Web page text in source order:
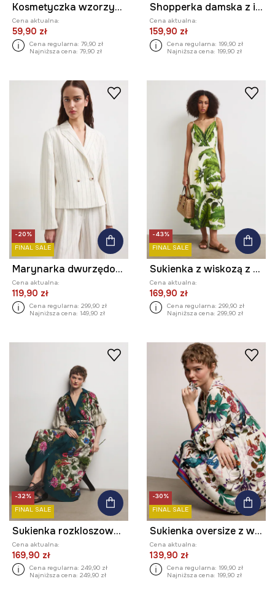
Kosmetyczka wzorzysta
Cena aktualna:
59,90 zł
Cena regularna: 79,90 zł
Najniższa cena: 79,90 zł
Shopperka damska z imitacji zamszu z brelokiem
Cena aktualna:
159,90 zł
Cena regularna: 199,90 zł
Najniższa cena: 199,90 zł
-20%
FINAL SALE
Marynarka dwurzędowa damska z dodatkiem lnu
Cena aktualna:
119,90 zł
Cena regularna: 299,90 zł
Najniższa cena: 149,90 zł
-43%
FINAL SALE
Sukienka z wiskozą z motywem roślinnym
Cena aktualna:
169,90 zł
Cena regularna: 299,90 zł
Najniższa cena: 299,90 zł
-32%
FINAL SALE
Sukienka rozkloszowana z wiskozą z kolekcji Ilona Tambor x Medicine
Cena aktualna:
169,90 zł
Cena regularna: 249,90 zł
Najniższa cena: 249,90 zł
-30%
FINAL SALE
Sukienka oversize z wiskozy z kolekcji Ilona Tambor x Medicine
Cena aktualna:
139,90 zł
Cena regularna: 199,90 zł
Najniższa cena: 199,90 zł